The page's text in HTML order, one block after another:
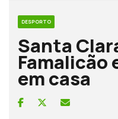
DESPORTO
Santa
Famalicão
em casa